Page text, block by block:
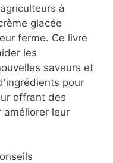
à
glacée
ferme. Ce livre
les
saveurs et
pour
offrant des
améliorer leur